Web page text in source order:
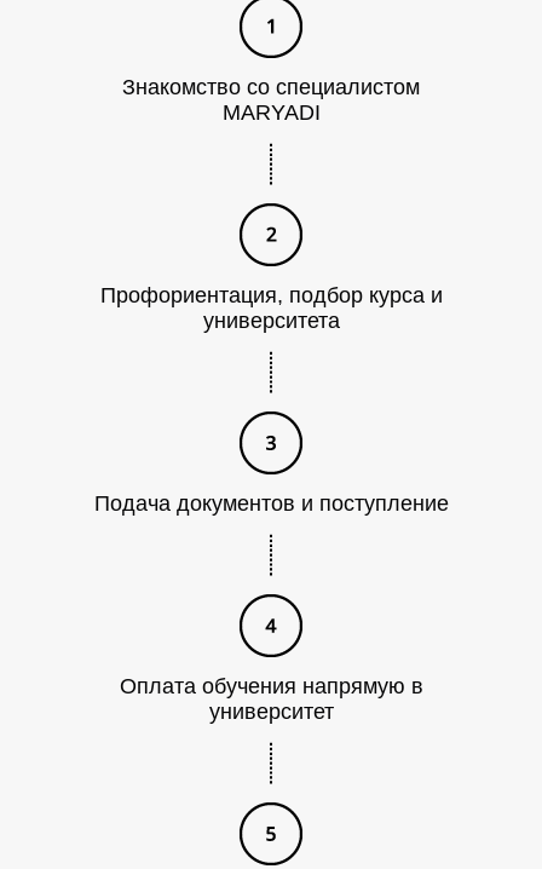
Т
Знакомство со специалистом
MARYADI
Профориентация, подбор курса и
университета
Подача документов и поступление
Оплата обучения напрямую в
университет